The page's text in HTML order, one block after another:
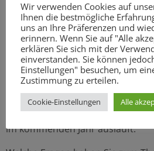
der Mietpreisbremse bei
bereits gut aufgestellt.
Und wir dürfen nicht nachlassen:
Ampel-Koalition in Berlin ist es
dass entscheidende Beschlüsse
gefasst werden. Dringender
vor allem bei der Verlängerung
im kommenden Jahr ausläuft.
Wir verwenden Cookies auf
Ihnen die bestmögliche
uns an Ihre Präferenzen und
erinnern. Wenn Sie auf "Alle
erklären Sie sich mit der
einverstanden. Sie können
Einstellungen" besuchen, um
Zustimmung zu erteilen.
Cookie-Einstellungen Alle